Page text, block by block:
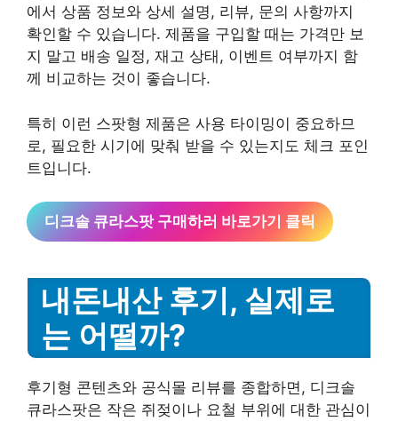
에서 상품 정보와 상세 설명, 리뷰, 문의 사항까지
확인할 수 있습니다. 제품을 구입할 때는 가격만 보
지 말고 배송 일정, 재고 상태, 이벤트 여부까지 함
께 비교하는 것이 좋습니다.
특히 이런 스팟형 제품은 사용 타이밍이 중요하므
로, 필요한 시기에 맞춰 받을 수 있는지도 체크 포인
트입니다.
디크솔 큐라스팟 구매하러 바로가기 클릭
내돈내산 후기, 실제로
는 어떨까?
후기형 콘텐츠와 공식몰 리뷰를 종합하면, 디크솔
큐라스팟은 작은 쥐젖이나 요철 부위에 대한 관심이